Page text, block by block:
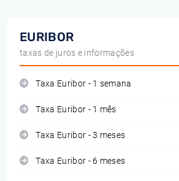
EURIBOR
taxas de juros e informações
Taxa Euribor - 1 semana
Taxa Euribor - 1 mês
Taxa Euribor - 3 meses
Taxa Euribor - 6 meses